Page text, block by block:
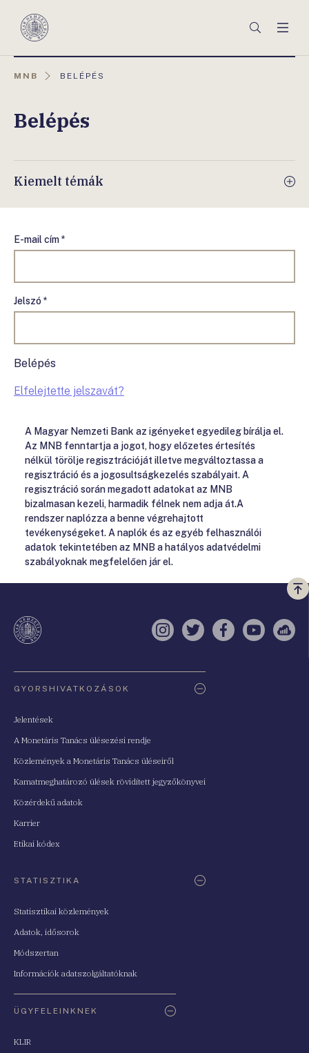
Magyar
Keresés
MNB
AKTUÁLIS
BELÉPÉS
Belépés
Kiemelt témák
E-mail cím *
Jelszó *
Belépés
Elfelejtette jelszavát?
A Magyar Nemzeti Bank az igényeket egyedileg bírálja el.
Az MNB fenntartja a jogot, hogy előzetes értesítés
nélkül törölje regisztrációját illetve megváltoztassa a
regisztráció és a jogosultságkezelés szabályait. A
regisztráció során megadott adatokat az MNB
bizalmasan kezeli, harmadik félnek nem adja át.A
rendszer naplózza a benne végrehajtott
tevékenységeket. A naplók és az egyéb felhasználói
adatok tekintetében az MNB a hatályos adatvédelmi
szabályoknak megfelelően jár el.
a
Instagram
TwitterFacebook
YouTube
GYORSHIVATKOZÁSOK
Jelentések
A Monetáris Tanács ülésezési rendje
Közlemények a Monetáris Tanács üléseiről
Kamatmeghatározó ülések rövidített jegyzőkönyvei
Közérdekű adatok
Karrier
Etikai kódex
STATISZTIKA
Statisztikai közlemények
Adatok, idősorok
Módszertan
Információk adatszolgáltatóknak
ÜGYFELEINKNEK
KLIR